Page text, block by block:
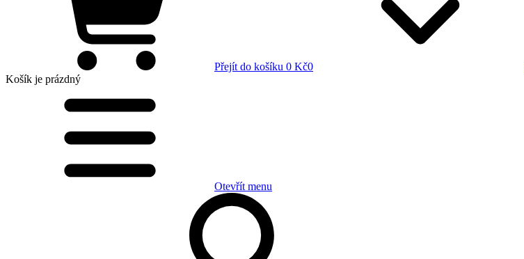
Přejít do košíku 0 Kč0
Košík je prázdný
Otevřít menu